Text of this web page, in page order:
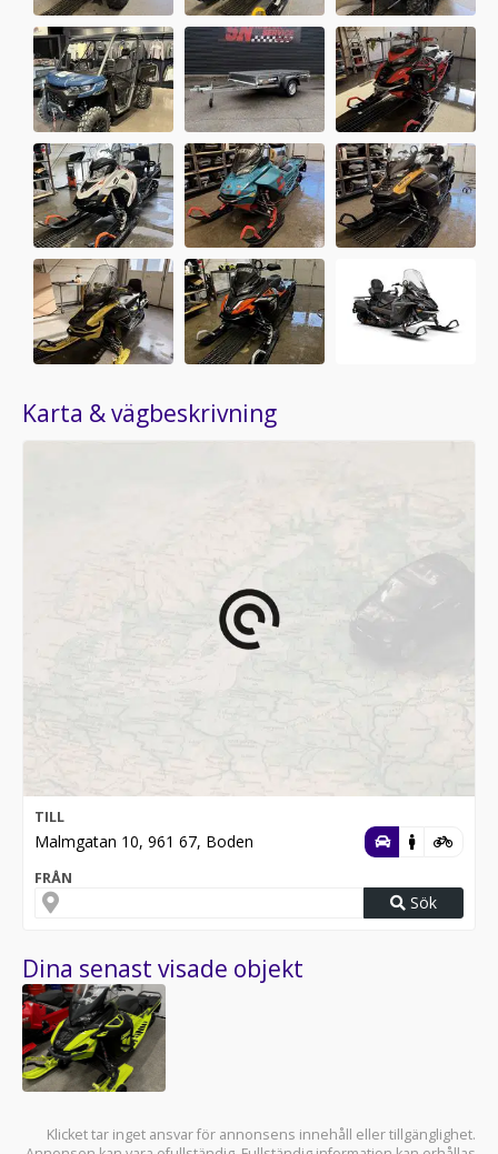
Karta & vägbeskrivning
TILL
Malmgatan 10, 961 67, Boden
FRÅN
Sök
Dina senast visade objekt
Klicket tar inget ansvar för annonsens innehåll eller tillgänglighet.